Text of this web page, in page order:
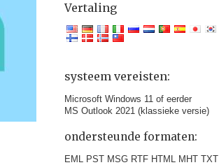
Vertaling
systeem vereisten:
Microsoft Windows 11 of eerder
MS Outlook 2021 (klassieke versie)
ondersteunde formaten:
EML PST MSG RTF HTML MHT TXT